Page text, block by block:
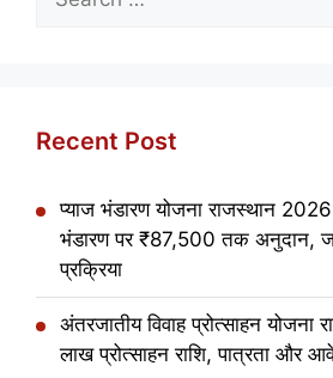
for:
Recent Post
प्याज भंडारण योजना राजस्थान
भंडारण पर ₹87,500 तक अनुदान,
प्रक्रिया
अंतरजातीय विवाह प्रोत्साहन
लाख प्रोत्साहन राशि, पात्रता और